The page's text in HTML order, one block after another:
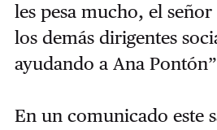
les pesa mucho, el
los demás dirigentes
ayudando a Ana
En un comunicado este